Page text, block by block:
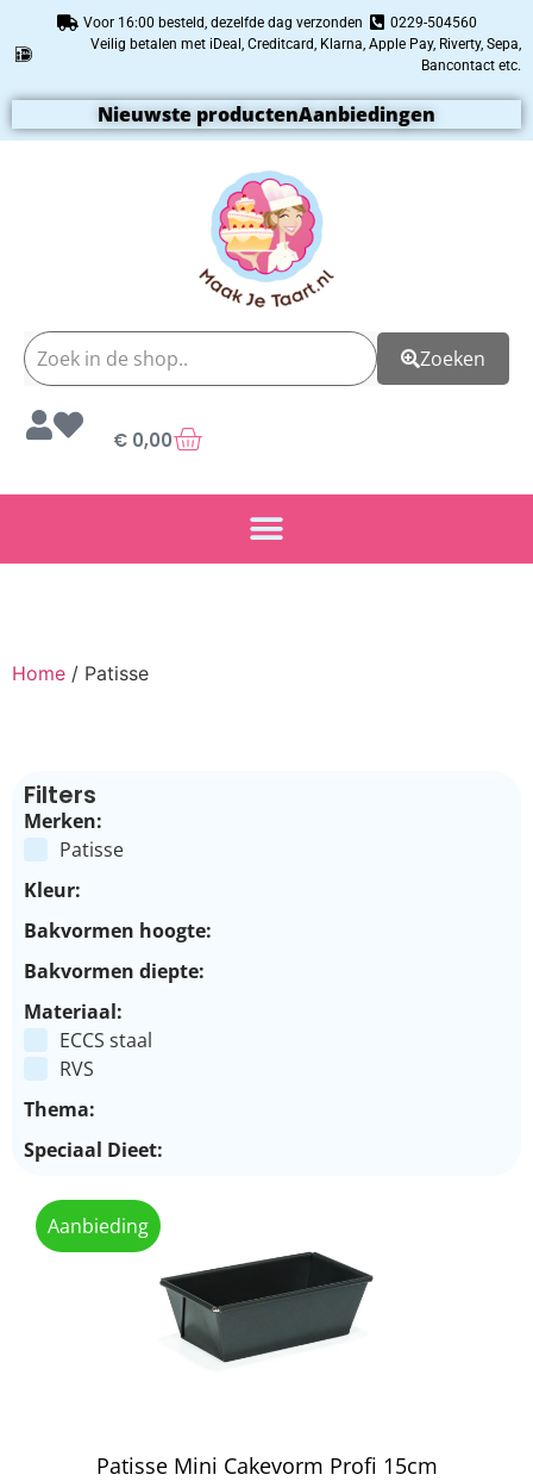
Voor 16:00 besteld, dezelfde dag verzonden
0229-504560
Veilig betalen met iDeal, Creditcard, Klarna, Apple Pay, Riverty, Sepa,
Bancontact etc.
Nieuwste productenAanbiedingen
Zoeken
€ 0,00
Home / Patisse
Filters
Merken:
Patisse
Kleur:
Bakvormen hoogte:
Bakvormen diepte:
Materiaal:
ECCS staal
RVS
Thema:
Speciaal Dieet:
Aanbieding
Patisse Mini Cakevorm Profi 15cm